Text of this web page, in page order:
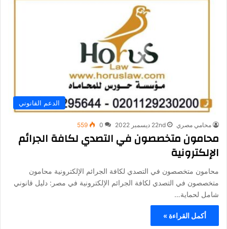
الدعم القانوني
محامي مصري 22nd ديسمبر 2022 0
559
محامون متخصصون في التصدي لكافة الجرائم
الإلكترونية
محامون متخصصون في التصدي لكافة الجرائم الإلكترونية محامون
متخصصون في التصدي لكافة الجرائم الإلكترونية في مصر: دليل قانوني
شامل لحماية…
أكمل القراءة »